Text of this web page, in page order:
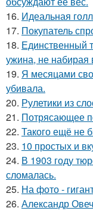
16. Идеальная
17. Покупатель
18. Единственный
ужина, не набирая
19. Я месяцами
убивала.
20. Рулетики из
21. Потрясающее
22. Такого ещё не
23. 10 простых и
24. В 1903 году
сломалась.
25. На фото -
26. Александр